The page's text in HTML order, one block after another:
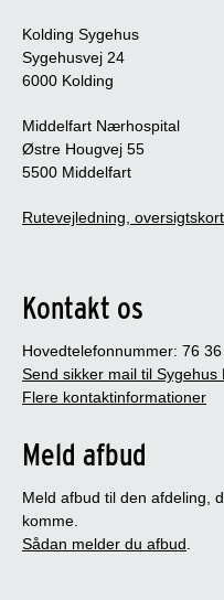
Kolding Sygehus
Sygehusvej 24
6000 Kolding
Middelfart Nærhospital
Østre Hougvej 55
5500 Middelfart
Rutevejledning,
Kontakt os
Hovedtelefonnummer: 76
Send sikker mail til
Flere kontaktinformationer
Meld afbud
Meld afbud til den afdeling,
komme.
Sådan melder du afbud.